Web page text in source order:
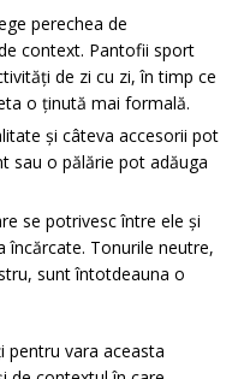
perechea de
context. Pantofii sport
de zi cu zi, în timp ce
o ținută mai formală.
și câteva accesorii pot
sau o pălărie pot adăuga
se potrivesc între ele și
încărcate. Tonurile neutre,
sunt întotdeauna o
pentru vara aceasta